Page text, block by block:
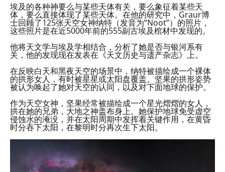
埃及的各种神要么与某些天体有关，要么象征着某些天
体，要么直接体现了某些天体。在他的研究中，Graur博
士回顾了125张天空女神纳特（发音为“Noot”）的照片，
这些照片是在近5000年前的555副古埃及棺材中发现的。
他将天文学与埃及学相结合，分析了她是否与银河系有
关，他的发现现在发表在《天文历史与遗产杂志》上。
在反映白天和黑夜天空的场景中，纳特被描绘成一个裸体
的拱形女人，有时被星星或太阳盘覆盖。坚果的拱形姿势
被认为唤起了她对天空的认同，以及对下面地球的保护。
作为天空女神，坚果经常被描绘成一个星光熠熠的女人，
拱在她的兄弟，大地之神盖布身上。她保护地球免受虚空
侵蚀水的淹没，并在太阳周期中发挥着关键作用，在黄昏
时分吞下太阳，在黎明时分再次生下太阳。